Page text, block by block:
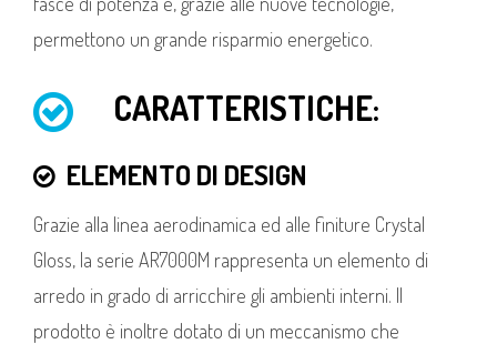
permettono un grande risparmio energetico.
CARATTERISTICHE:
ELEMENTO DI DESIGN
Grazie alla linea aerodinamica ed alle finiture Crystal
Gloss, la serie AR7000M rappresenta un elemento di
arredo in grado di arricchire gli ambienti interni. Il
prodotto è inoltre dotato di un meccanismo che